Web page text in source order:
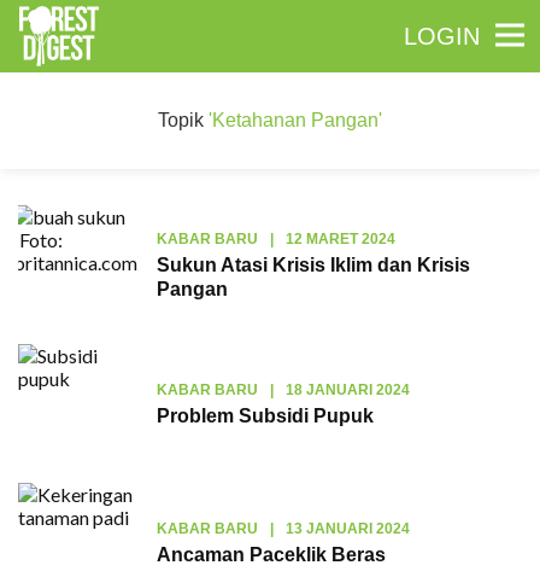
LOGIN
Topik 'Ketahanan Pangan'
KABAR BARU | 12 MARET 2024
Sukun Atasi Krisis Iklim dan Krisis
Pangan
KABAR BARU | 18 JANUARI 2024
Problem Subsidi Pupuk
KABAR BARU | 13 JANUARI 2024
Ancaman Paceklik Beras